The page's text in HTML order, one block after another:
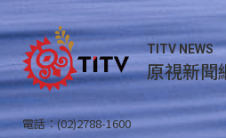
TITV NEWS
原視新聞
電話：(02)2788-1600